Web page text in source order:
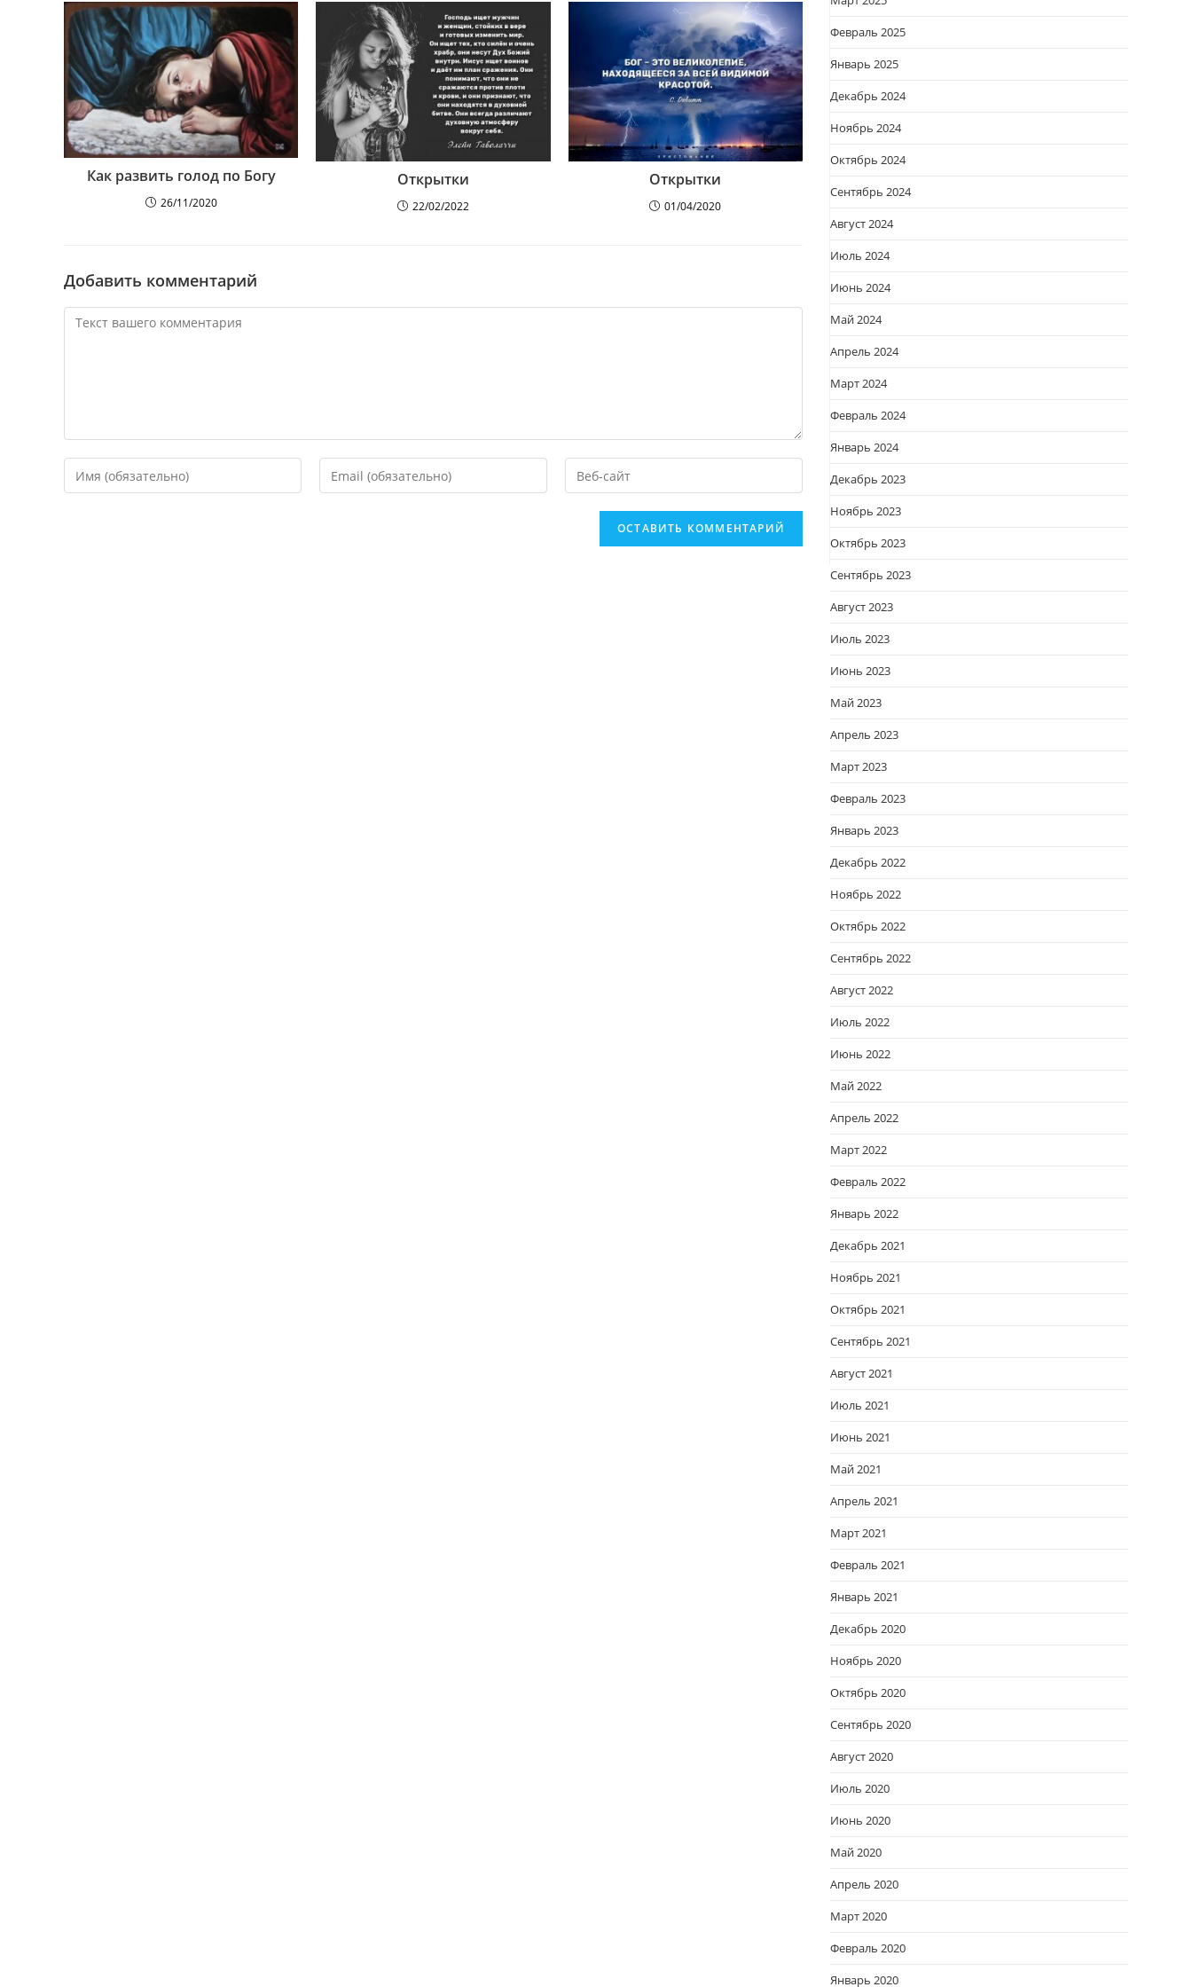
Как развить голод по Богу
26/11/2020
Открытки
22/02/2022
Открытки
01/04/2020
Добавить комментарий
Февраль 2025
Январь 2025
Декабрь 2024
Ноябрь 2024
Октябрь 2024
Сентябрь 2024
Август 2024
Июль 2024
Июнь 2024
Май 2024
Апрель 2024
Март 2024
Февраль 2024
Январь 2024
Декабрь 2023
Ноябрь 2023
Октябрь 2023
Сентябрь 2023
Август 2023
Июль 2023
Июнь 2023
Май 2023
Апрель 2023
Март 2023
Февраль 2023
Январь 2023
Декабрь 2022
Ноябрь 2022
Октябрь 2022
Сентябрь 2022
Август 2022
Июль 2022
Июнь 2022
Май 2022
Апрель 2022
Март 2022
Февраль 2022
Январь 2022
Декабрь 2021
Ноябрь 2021
Октябрь 2021
Сентябрь 2021
Август 2021
Июль 2021
Июнь 2021
Май 2021
Апрель 2021
Март 2021
Февраль 2021
Январь 2021
Декабрь 2020
Ноябрь 2020
Октябрь 2020
Сентябрь 2020
Август 2020
Июль 2020
Июнь 2020
Май 2020
Апрель 2020
Март 2020
Февраль 2020
Январь 2020